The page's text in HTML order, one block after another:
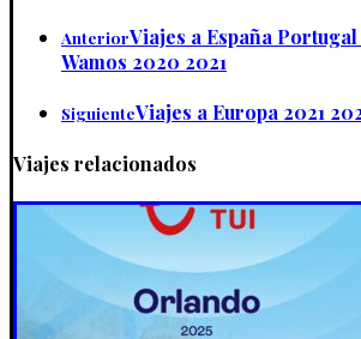
AnteriorViajes a España
Wamos 2020 2021
SiguienteViajes a Europa 2021
Viajes relacionados